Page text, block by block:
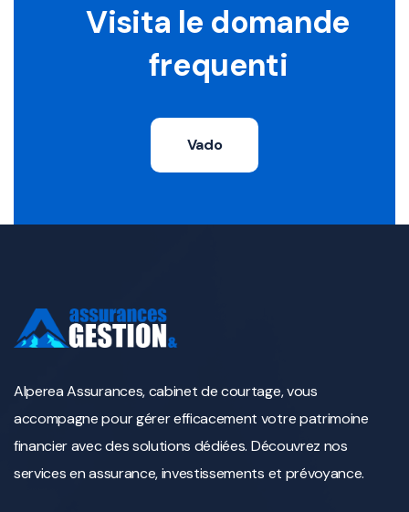
Visita le domande
frequenti
Vado
Alperea Assurances, cabinet de courtage, vous
accompagne pour gérer efficacement votre patrimoine
financier avec des solutions dédiées. Découvrez nos
services en assurance, investissements et prévoyance.